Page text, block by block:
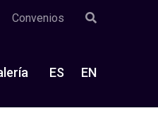
Convenios
ES EN